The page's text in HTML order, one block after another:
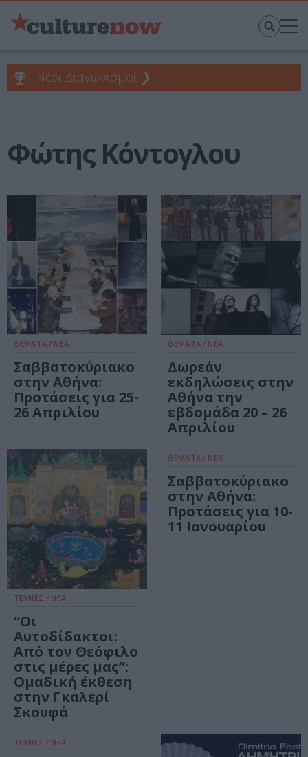
Νέοι Διαγωνισμοί ❯
Φώτης Κόντογλου
ΘΕΜΑΤΑ / ΝΕΑ
Σαββατοκύριακο
στην Αθήνα:
Προτάσεις για 25-
26 Απριλίου
ΘΕΜΑΤΑ / ΝΕΑ
Δωρεάν
εκδηλώσεις στην
Αθήνα την
εβδομάδα 20 – 26
Απριλίου
ΤΕΧΝΕΣ / ΝΕΑ
“Οι
Αυτοδίδακτοι:
Από τον Θεόφιλο
στις μέρες μας”:
Ομαδική έκθεση
στην Γκαλερί
Σκουφά
ΘΕΜΑΤΑ / ΝΕΑ
Σαββατοκύριακο
στην Αθήνα:
Προτάσεις για 10-
11 Ιανουαρίου
ΤΕΧΝΕΣ / ΝΕΑ